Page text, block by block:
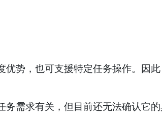
势，也可支援特定任务操作。因
需求有关，但目前还无法确认它的